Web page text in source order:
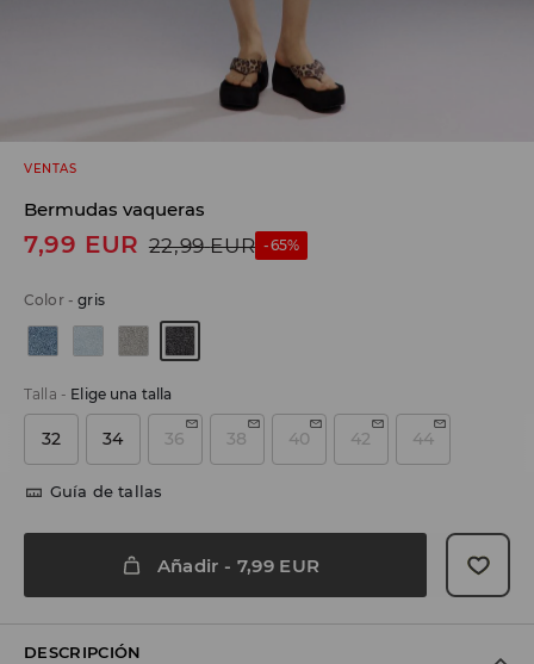
VENTAS
Bermudas vaqueras
7,99 EUR 22,99 EUR -65%
Color-gris
Talla - Elige una talla
32 34 36 38 40 42 44
Guía de tallas
Añadir - 7,99 EUR
DESCRIPCIÓN